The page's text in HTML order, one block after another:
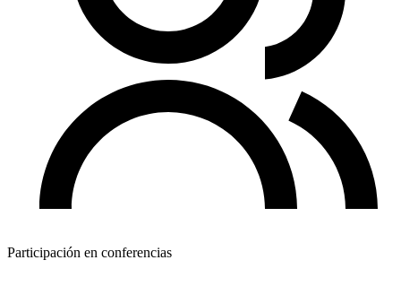
Participación en conferencias